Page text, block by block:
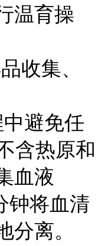
温育操
收集、
避免任
含热原和
血液
钟将血清
分离。